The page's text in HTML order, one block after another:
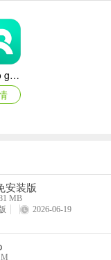
apollo go自动驾驶出租车平台(萝卜快跑)
Apollo GO(已升级萝卜快跑)
安装版
MB
2026-06-19